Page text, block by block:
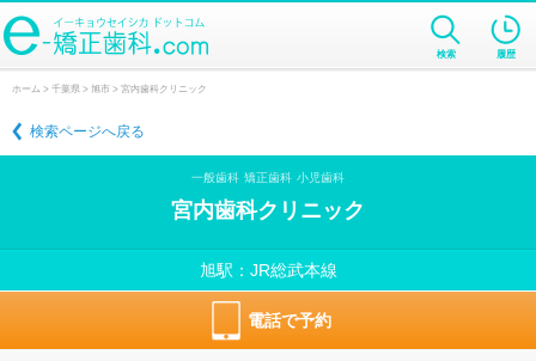
検索 履歴
ホーム > 千葉県 > 旭市 > 宮内歯科クリニック
検索ページへ戻る
一般歯科 矯正歯科 小児歯科
宮内歯科クリニック
旭駅：JR総武本線
電話で予約